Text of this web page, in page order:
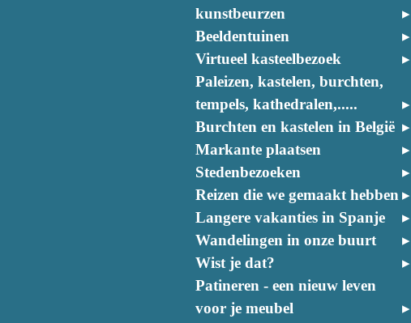
kunstbeurzen
Beeldentuinen
Virtueel kasteelbezoek
Paleizen, kastelen, burchten,
tempels, kathedralen,.....
Burchten en kastelen in België
Markante plaatsen
Stedenbezoeken
Reizen die we gemaakt hebben
Langere vakanties in Spanje
Wandelingen in onze buurt
Wist je dat?
Patineren - een nieuw leven
voor je meubel